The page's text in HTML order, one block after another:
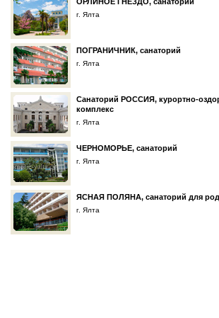
г. Ялта
ПОГРАНИЧНИК, санаторий
г. Ялта
Санаторий РОССИЯ, курортно-
комплекс
г. Ялта
ЧЕРНОМОРЬЕ, санаторий
г. Ялта
ЯСНАЯ ПОЛЯНА, санаторий для
г. Ялта